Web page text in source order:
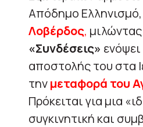
Απόδημο Ελληνισμό,
Λοβέρδος,
«Συνδέσεις»
αποστολής του στα
τηνμεταφορά του
Πρόκειται για μια
συγκινητική και